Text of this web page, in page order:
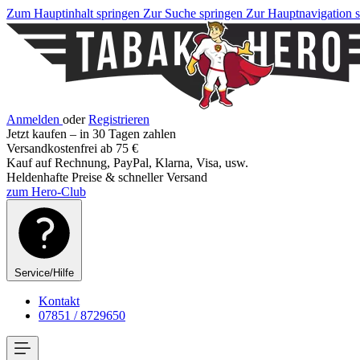
Zum Hauptinhalt springen Zur Suche springen Zur Hauptnavigation
Anmelden oder Registrieren
Jetzt kaufen – in 30 Tagen zahlen
Versandkostenfrei ab 75 €
Kauf auf Rechnung, PayPal, Klarna, Visa, usw.
Heldenhafte Preise & schneller Versand
zum Hero-Club
Service/Hilfe
Kontakt
07851 / 8729650